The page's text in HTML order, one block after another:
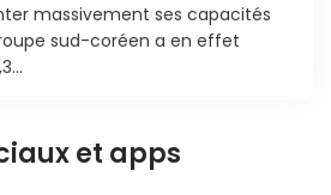
massivement ses capacités
sud-coréen a en effet
et apps